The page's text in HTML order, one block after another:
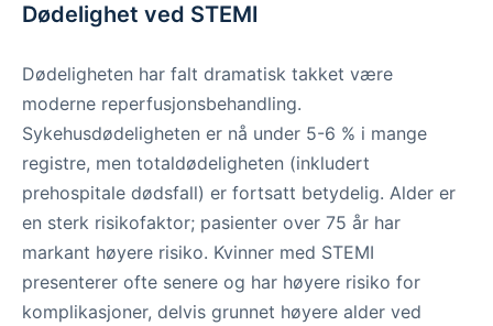
Dødelighet ved STEMI
Dødeligheten har falt dramatisk takket være
moderne reperfusjonsbehandling.
Sykehusdødeligheten er nå under 5-6 % i mange
registre, men totaldødeligheten (inkludert
prehospitale dødsfall) er fortsatt betydelig. Alder er
en sterk risikofaktor; pasienter over 75 år har
markant høyere risiko. Kvinner med STEMI
presenterer ofte senere og har høyere risiko for
komplikasjoner, delvis grunnet høyere alder ved